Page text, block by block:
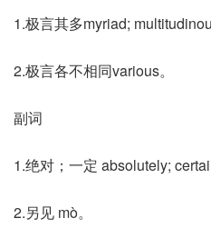
1.极言其多myriad;
2.极言各不相同various。
副词
1.绝对；一定 absolutely;
2.另见 mò。